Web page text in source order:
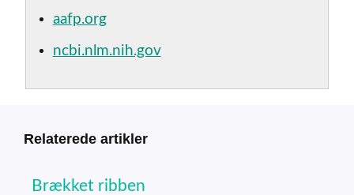
aafp.org
ncbi.nlm.nih.gov
Relaterede artikler
Brækket ribben